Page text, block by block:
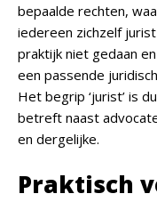
bepaalde rechten,
iedereen zichzelf
praktijk niet gedaan
een passende
Het begrip ‘jurist’ is
betreft naast
en dergelijke.
Praktisch